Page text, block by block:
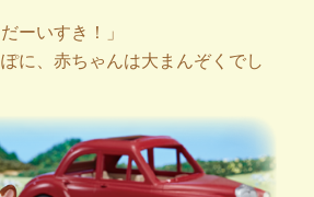
ーいすき！」
に、赤ちゃんは大まんぞくでし